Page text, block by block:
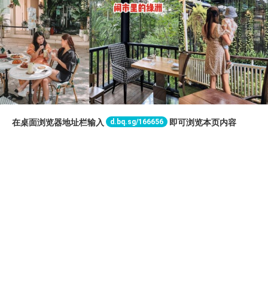
在桌面浏览器地址栏输入 d.bq.sg/166656 即可浏览本页内容